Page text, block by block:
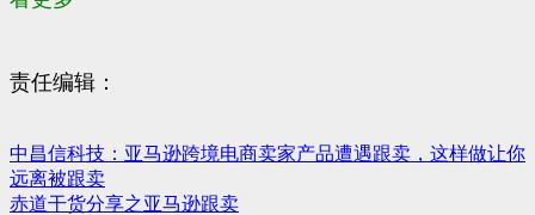
责任编辑：
文
章
中昌信科技：亚马逊跨境电商卖家产品遭遇跟卖，这样做让你
远离被跟卖
赤道干货分享之亚马逊跟卖